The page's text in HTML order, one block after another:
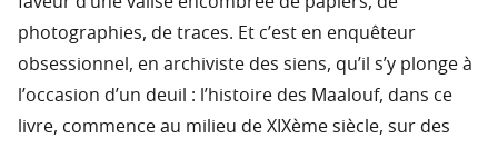
photographies, de traces. Et c’est en enquêteur
obsessionnel, en archiviste des siens, qu’il s’y plonge à
l’occasion d’un deuil : l’histoire des Maalouf, dans ce
livre, commence au milieu de XIXème siècle, sur des